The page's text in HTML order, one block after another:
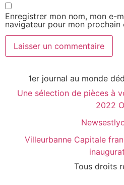
Enregistrer mon nom, mon e-
navigateur pour mon prochain
1er journal au monde
Une sélection de pièces à
2022
Villeurbanne Capitale
Tous droits